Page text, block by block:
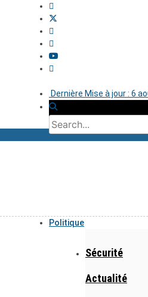
Dernière Mise à jour : 6
Politique
Sécurité
Actualité